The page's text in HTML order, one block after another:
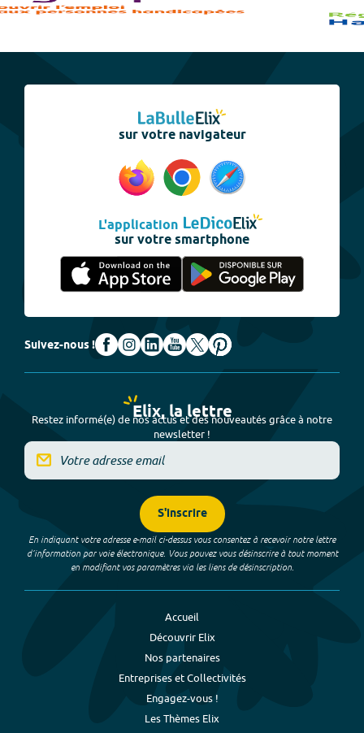
sur votre navigateur
L'application
sur votre smartphone
Suivez-nous !
Elix, la lettre
Restez informé(e) de nos actus et des nouveautés grâce à notre
newsletter !
S'inscrire
En indiquant votre adresse e-mail ci-dessus vous consentez à recevoir notre lettre
d’information par voie électronique. Vous pouvez vous désinscrire à tout moment
en modifiant vos paramètres via les liens de désinscription.
Accueil
Découvrir Elix
Nos partenaires
Entreprises et Collectivités
Engagez-vous !
Les Thèmes Elix